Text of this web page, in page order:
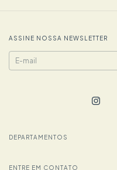
ASSINE NOSSA NEWSLETTER
DEPARTAMENTOS
ENTRE EM CONTATO